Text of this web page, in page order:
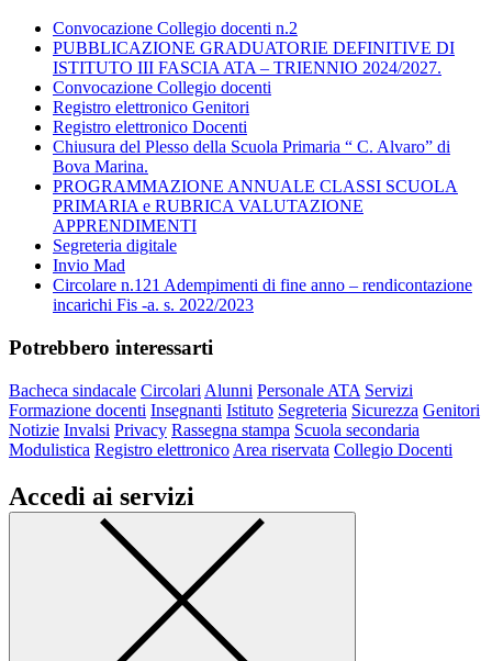
Convocazione Collegio docenti n.2
PUBBLICAZIONE GRADUATORIE DEFINITIVE DI
ISTITUTO III FASCIA ATA – TRIENNIO 2024/2027.
Convocazione Collegio docenti
Registro elettronico Genitori
Registro elettronico Docenti
Chiusura del Plesso della Scuola Primaria “ C. Alvaro” di
Bova Marina.
PROGRAMMAZIONE ANNUALE CLASSI SCUOLA
PRIMARIA e RUBRICA VALUTAZIONE
APPRENDIMENTI
Segreteria digitale
Invio Mad
Circolare n.121 Adempimenti di fine anno – rendicontazione
incarichi Fis -a. s. 2022/2023
Potrebbero interessarti
Bacheca sindacale Circolari Alunni Personale ATA Servizi
Formazione docenti Insegnanti Istituto Segreteria Sicurezza Genitori
Notizie Invalsi Privacy Rassegna stampa Scuola secondaria
Modulistica Registro elettronico Area riservata Collegio Docenti
Accedi ai servizi